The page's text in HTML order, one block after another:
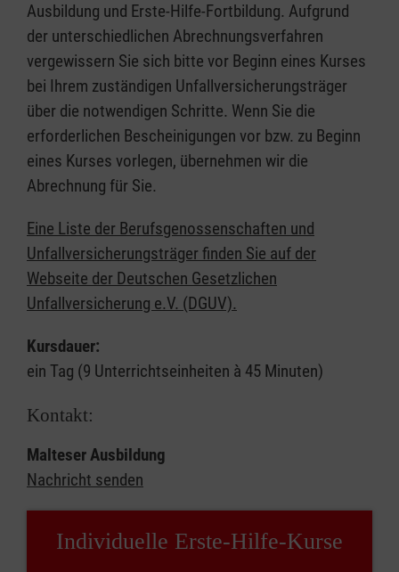
Ausbildung und Erste-Hilfe-Fortbildung. Aufgrund
der unterschiedlichen Abrechnungsverfahren
vergewissern Sie sich bitte vor Beginn eines Kurses
bei Ihrem zuständigen Unfallversicherungsträger
über die notwendigen Schritte. Wenn Sie die
erforderlichen Bescheinigungen vor bzw. zu Beginn
eines Kurses vorlegen, übernehmen wir die
Abrechnung für Sie.
Eine Liste der Berufsgenossenschaften und
Unfallversicherungsträger finden Sie auf der
Webseite der Deutschen Gesetzlichen
Unfallversicherung e.V. (DGUV).
Kursdauer:
ein Tag (9 Unterrichtseinheiten à 45 Minuten)
Kontakt:
Malteser Ausbildung
Nachricht senden
Individuelle Erste-Hilfe-Kurse